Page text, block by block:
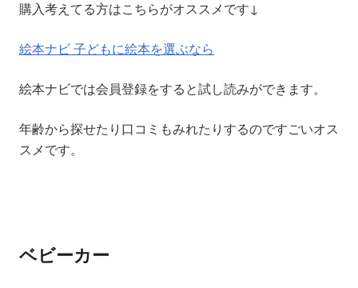
購入考えてる方はこちらがオススメです↓
絵本ナビ 子どもに絵本を選ぶなら
絵本ナビでは会員登録をすると試し読みができます。
年齢から探せたり口コミもみれたりするのですごいオス
スメです。
ベビーカー